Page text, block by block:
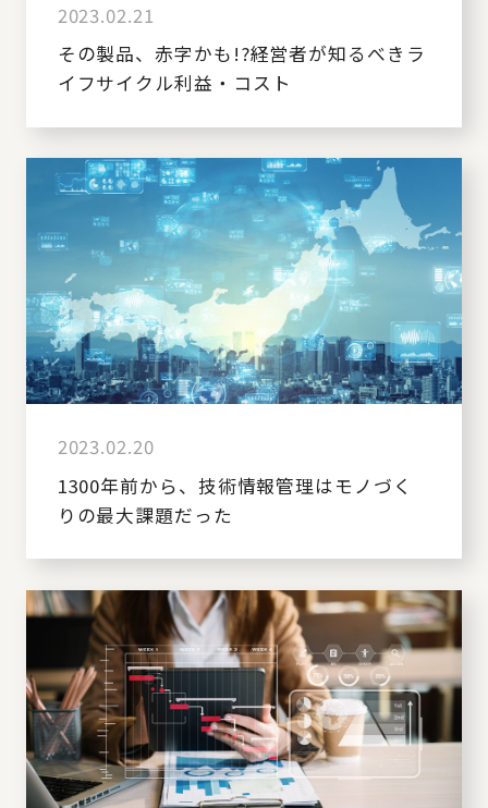
2023.02.21
その製品、赤字かも!?経営者が知るべきラ
イフサイクル利益・コスト
2023.02.20
1300年前から、技術情報管理はモノづく
りの最大課題だった